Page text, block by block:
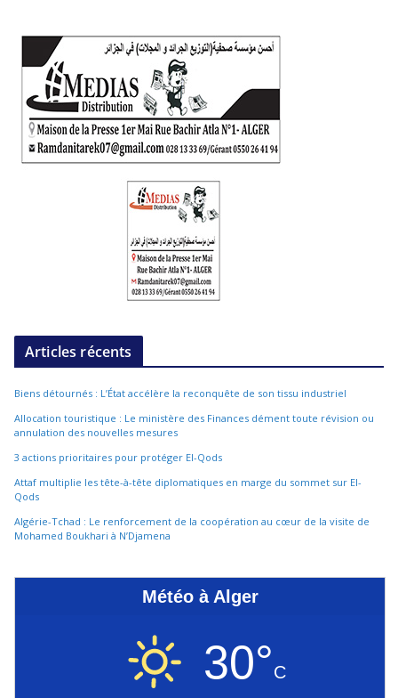
Articles récents
Biens détournés : L’État accélère la reconquête de son tissu industriel
Allocation touristique : Le ministère des Finances dément toute révision ou
annulation des nouvelles mesures
3 actions prioritaires pour protéger El-Qods
Attaf multiplie les tête-à-tête diplomatiques en marge du sommet sur El-
Qods
Algérie-Tchad : Le renforcement de la coopération au cœur de la visite de
Mohamed Boukhari à N’Djamena
Météo à Alger
30°C